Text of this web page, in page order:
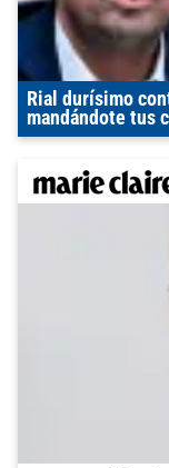
Rial durísimo
mandándote tus